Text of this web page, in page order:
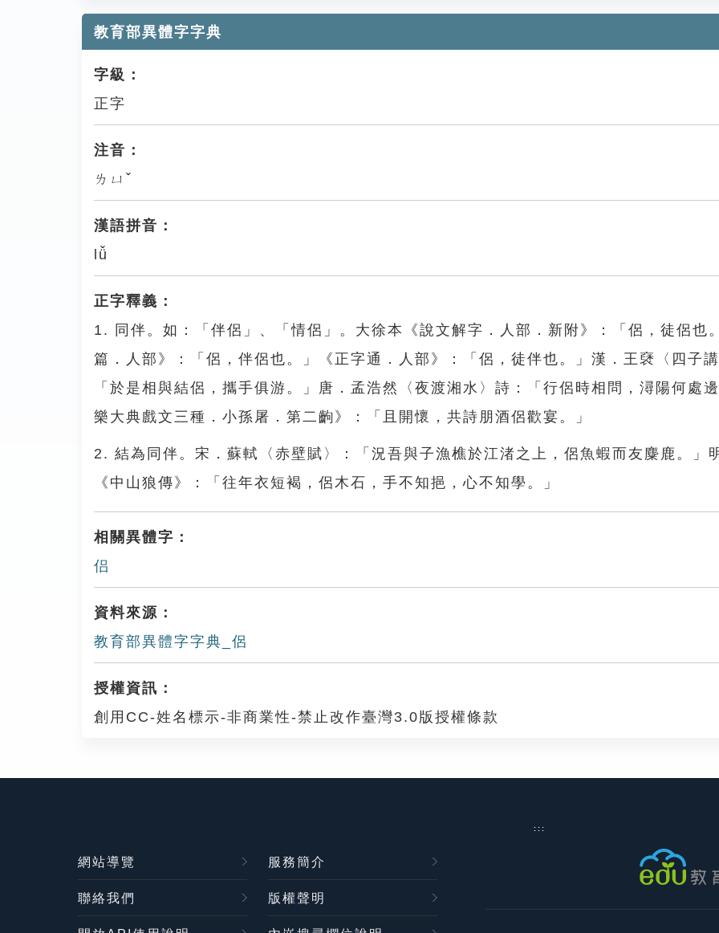
教育部異體字字典
字級：
正字
注音：
ㄌㄩˇ
漢語拼音：
lǚ
正字釋義：
1. 同伴。如：「伴侶」、「情侶」。大徐本《說文解字．人部．新附》：「侶，徒侶也
篇．人部》：「侶，伴侶也。」《正字通．人部》：「侶，徒伴也。」漢．王褎〈四子
「於是相與結侶，攜手俱游。」唐．孟浩然〈夜渡湘水〉詩：「行侶時相問，潯陽何處
樂大典戲文三種．小孫屠．第二齣》：「且開懷，共詩朋酒侶歡宴。」
2. 結為同伴。宋．蘇軾〈赤壁賦〉：「況吾與子漁樵於江渚之上，侶魚蝦而友麋鹿。」
《中山狼傳》：「往年衣短褐，侶木石，手不知挹，心不知學。」
相關異體字：
侣
資料來源：
教育部異體字字典_侶
授權資訊：
創用CC-姓名標示-非商業性-禁止改作臺灣3.0版授權條款
:::
網站導覽 服務簡介
聯絡我們 版權聲明